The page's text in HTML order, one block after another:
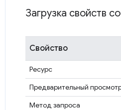
Загрузка свойств
Свойство
Ресурс
Предварительный
Метод запроса